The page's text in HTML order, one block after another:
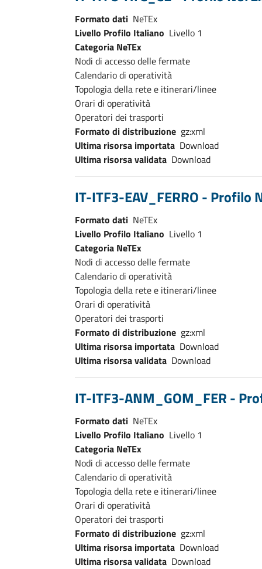
Formato dati NeTEx
Livello Profilo Italiano Livello 1
Categoria NeTEx
Nodi di accesso delle fermate
Calendario di operatività
Topologia della rete e itinerari/linee
Orari di operatività
Operatori dei trasporti
Formato di distribuzione gz:xml
Ultima risorsa importata Download
Ultima risorsa validata Download
IT-ITF3-EAV_FERRO - Profilo
Formato dati NeTEx
Livello Profilo Italiano Livello 1
Categoria NeTEx
Nodi di accesso delle fermate
Calendario di operatività
Topologia della rete e itinerari/linee
Orari di operatività
Operatori dei trasporti
Formato di distribuzione gz:xml
Ultima risorsa importata Download
Ultima risorsa validata Download
IT-ITF3-ANM_GOM_FER -
Formato dati NeTEx
Livello Profilo Italiano Livello 1
Categoria NeTEx
Nodi di accesso delle fermate
Calendario di operatività
Topologia della rete e itinerari/linee
Orari di operatività
Operatori dei trasporti
Formato di distribuzione gz:xml
Ultima risorsa importata Download
Ultima risorsa validata Download